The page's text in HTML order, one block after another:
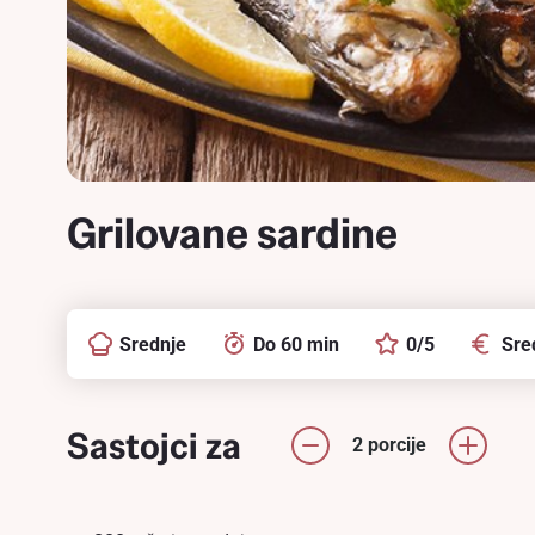
Grilovane sardine
Srednje Do 60 min 0/5
Sastojci za 2 porcije